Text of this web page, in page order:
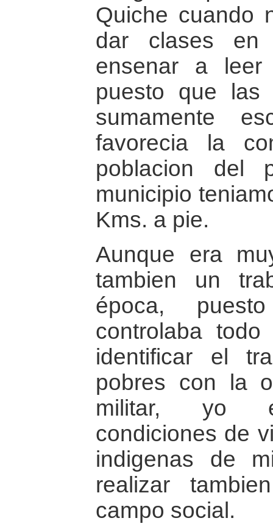
Quiche cuando
dar clases en
ensenar a leer
puesto que las
sumamente
favorecia la
poblacion del
municipio
Kms. a pie.
Aunque era
tambien un
época,
controlaba
identificar el
pobres con la
militar, yo
condiciones de
indigenas de
realizar
campo social.